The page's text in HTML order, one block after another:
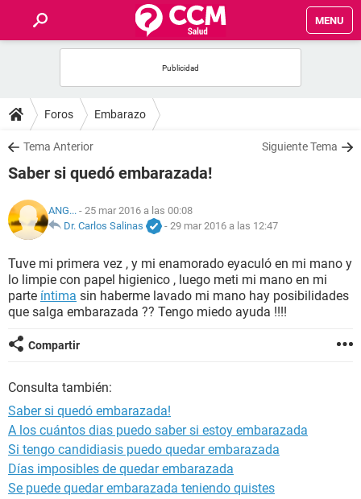
MENU
FOROS
SALUD
NUTRICIÓN
BIENESTAR
SEXUALIDAD
GLOSARIO
Foros Embarazo
Tema Anterior Siguiente Tema
Saber si quedó embarazada!
ANG... - 25 mar 2016 a las 00:08
Dr. Carlos Salinas
- 29 mar 2016 a las 12:47
Tuve mi primera vez , y mi enamorado eyaculó en mi mano y
lo limpie con papel higienico , luego meti mi mano en mi
parte íntima sin haberme lavado mi mano hay posibilidades
que salga embarazada ?? Tengo miedo ayuda !!!!
Compartir
Consulta también:
Saber si quedó embarazada!
A los cuántos dias puedo saber si estoy embarazada
Si tengo candidiasis puedo quedar embarazada
Días imposibles de quedar embarazada
Se puede quedar embarazada teniendo quistes